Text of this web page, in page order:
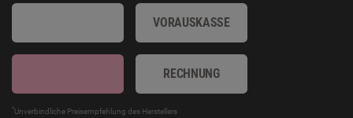
VORAUSKASSE
RECHNUNG
*Unverbindliche Preisempfehlung des Herstellers